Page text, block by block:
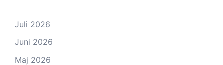
Juli 2026
Juni 2026
Maj 2026